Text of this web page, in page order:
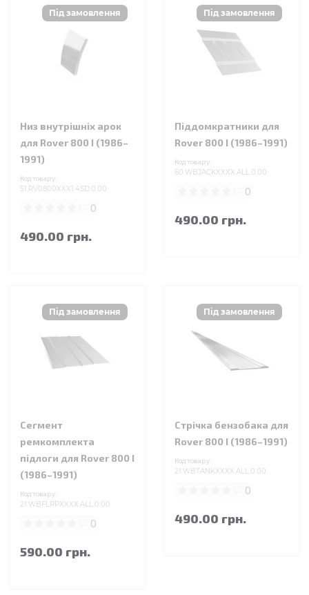
Низ внутрішніх арок
для Rover 800 I (1986–
1991)
Код товару:
51.RV0800XXX1.4SD.0.00
0
490.00 грн.
Піддомкратники для
Rover 800 I (1986–1991)
Код товару:
60.WBJACKXXXX.ALL.0.00
0
490.00 грн.
Сегмент
ремкомплекта
підлоги для Rover 800 I
(1986–1991)
Код товару:
21.WBFLRPXXXX.ALL.0.00
0
590.00 грн.
Стрічка бензобака для
Rover 800 I (1986–1991)
Код товару:
21.WBTANKXXXX.ALL.0.00
0
490.00 грн.